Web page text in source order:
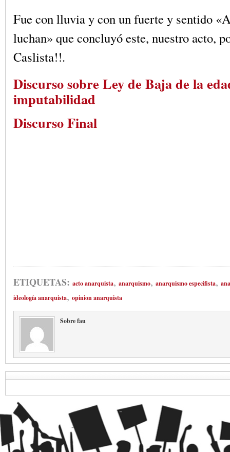
Fue con lluvia y con un fuerte y sentido
luchan» que concluyó este, nuestro acto,
Caslista!!.
Discurso sobre Ley de Baja de la
imputabilidad
Discurso Final
ETIQUETAS: acto anarquista, anarquismo, anarquismo especifista,
ideología anarquista, opinion anarquista
Sobre fau